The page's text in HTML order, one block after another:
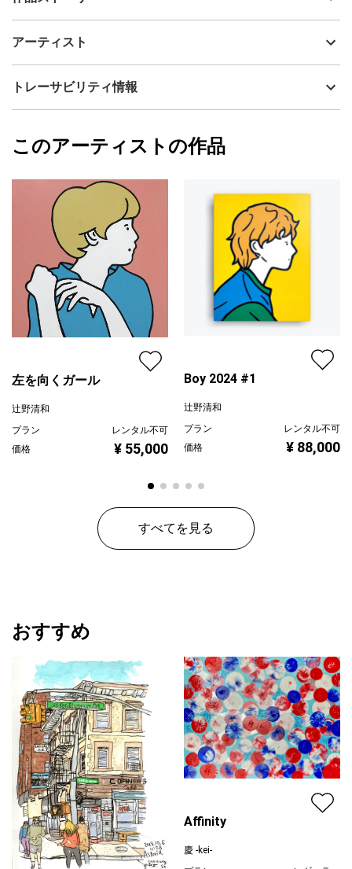
制作年
アクリル
カラー
オレンジ
ジャンル
人物画
配送目安
二週間以内
りやすいように「STAND BY ME」シリーズというネーミングにし
た世界観で自分でも作品を作れればと思い制作したものになりま
アーティスト
辻野清和
フォローする
トレーサビリティ情報
辻野清和
このアーティストの作品
左を向くガール
辻野清和
プラン
レンタル不可
価格
¥ 55,000
Boy 2024 #1
辻野清和
プラン
レンタル不可
価格
¥ 88,000
すべてを見る
おすすめ
Affinity
慶 -kei-